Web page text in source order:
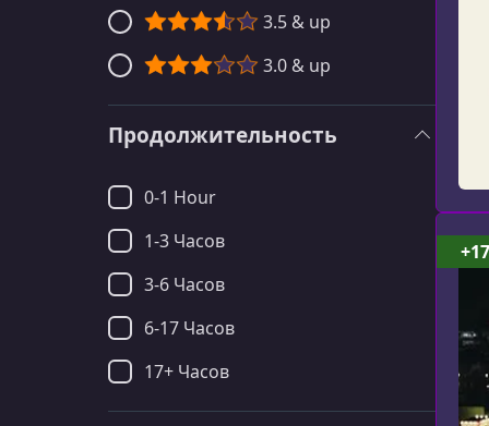
3.5 & up
3.0 & up
Продолжительность
0-1 Hour
1-3 Часов
3-6 Часов
6-17 Часов
17+ Часов
+17